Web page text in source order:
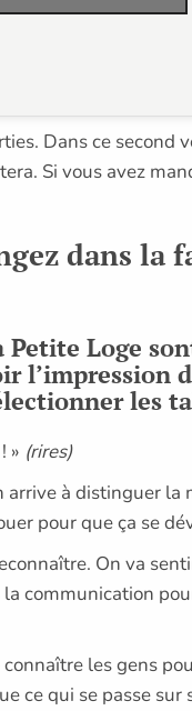
Dans ce
Si vous avez
dans la
Loge
l’impression
les
» (rires)
à distinguer
pour que ça se
On va
communication
les gens
ce qui se passe sur